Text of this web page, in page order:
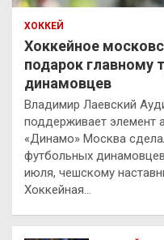
ХОККЕЙ
Хоккейное
подарок главному
динамовцев
Владимир Лаевский
поддерживает элемент
«Динамо» Москва
футбольных
июля, чешскому
Хоккейная…